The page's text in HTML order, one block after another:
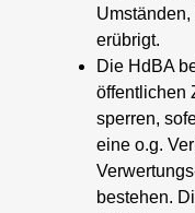
erübrigt.
Die HdBA
öffentlichen
sperren,
eine o.g.
bestehen.